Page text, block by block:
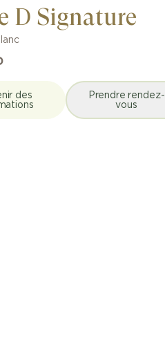
D Signature
des
Prendre rendez-
vous